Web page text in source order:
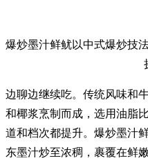
爆炒墨汁鲜鱿以中式爆炒技
边聊边继续吃。传统风味和
和椰浆烹制而成，选用油脂
道和档次都提升。爆炒墨汁
东墨汁炒至浓稠，裹覆在鲜嫩